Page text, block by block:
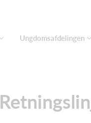
Ungdomsafdelingen